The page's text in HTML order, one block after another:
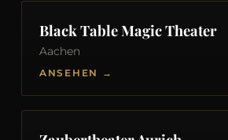
Black Table Magic Theater
Aachen
ANSEHEN →